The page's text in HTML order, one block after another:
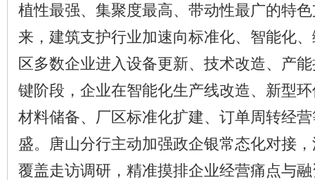
植性最强、集聚度最高、带动性最广的特
来，建筑支护行业加速向标准化、智能化
区多数企业进入设备更新、技术改造、产
键阶段，企业在智能化生产线改造、新型
材料储备、厂区标准化扩建、订单周转经
盛。唐山分行主动加强政企银常态化对接
覆盖走访调研，精准摸排企业经营痛点与